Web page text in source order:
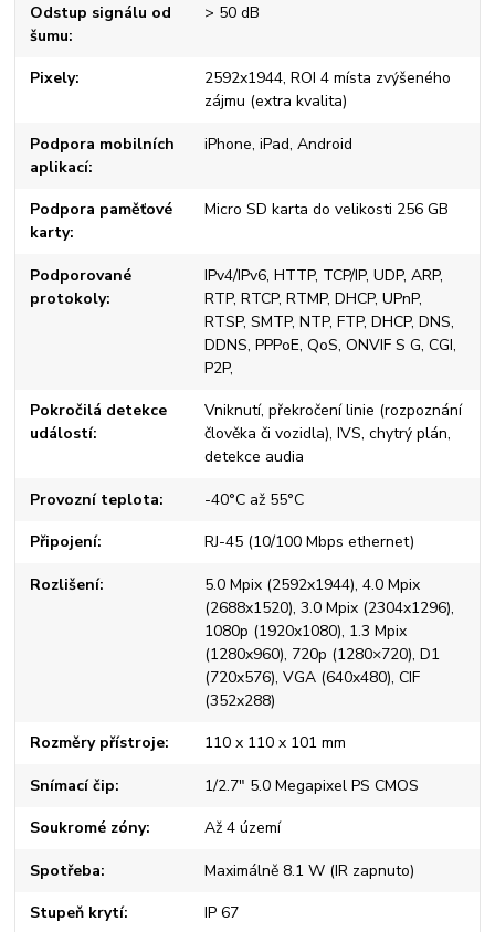
Odstup signálu od
šumu
> 50 dB
Pixely
2592x1944, ROI 4 místa zvýšeného
zájmu (extra kvalita)
Podpora mobilních
aplikací
iPhone, iPad, Android
Podpora paměťové
karty
Micro SD karta do velikosti 256 GB
Podporované
protokoly
IPv4/IPv6, HTTP, TCP/IP, UDP, ARP,
RTP, RTCP, RTMP, DHCP, UPnP,
RTSP, SMTP, NTP, FTP, DHCP, DNS,
DDNS, PPPoE, QoS, ONVIF S G, CGI,
P2P,
Pokročilá detekce
událostí
Vniknutí, překročení linie (rozpoznání
člověka či vozidla), IVS, chytrý plán,
detekce audia
Provozní teplota -40°C až 55°C
Připojení RJ-45 (10/100 Mbps ethernet)
Rozlišení
5.0 Mpix (2592x1944), 4.0 Mpix
(2688x1520), 3.0 Mpix (2304x1296),
1080p (1920x1080), 1.3 Mpix
(1280x960), 720p (1280×720), D1
(720x576), VGA (640x480), CIF
(352x288)
Rozměry přístroje 110 x 110 x 101 mm
Snímací čip 1/2.7" 5.0 Megapixel PS CMOS
Soukromé zóny Až 4 území
Spotřeba Maximálně 8.1 W (IR zapnuto)
Stupeň krytí IP 67